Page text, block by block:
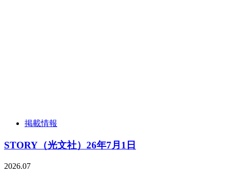
掲載情報
STORY（光文社）26年7月1日
2026.07